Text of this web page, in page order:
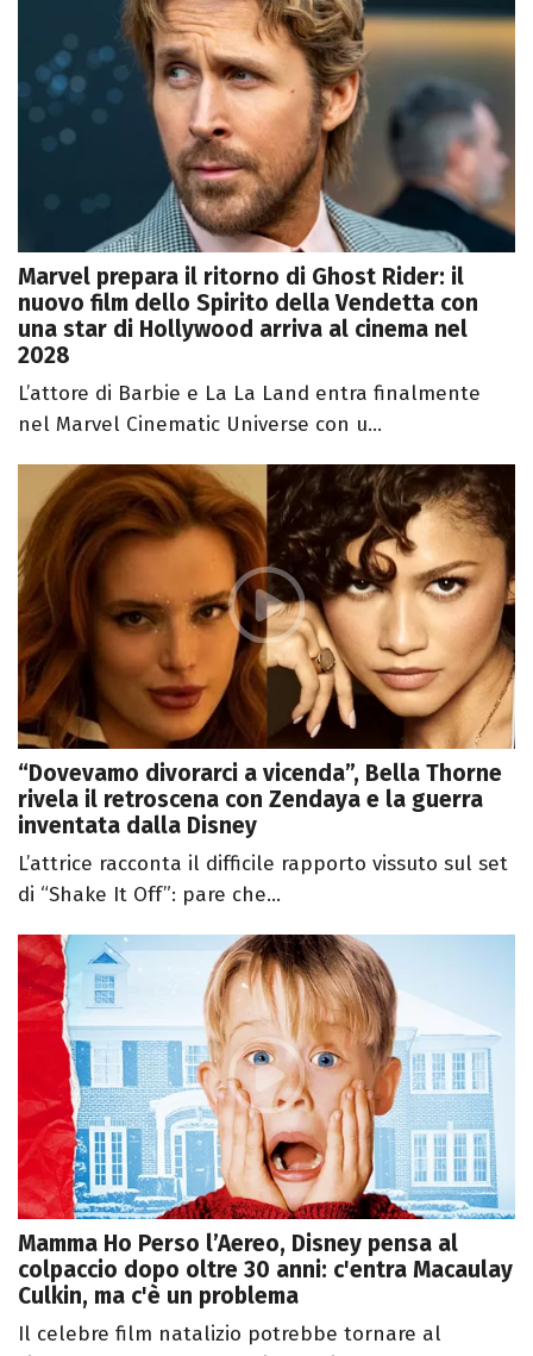
Marvel prepara il ritorno di Ghost Rider: il
nuovo film dello Spirito della Vendetta con
una star di Hollywood arriva al cinema nel
2028
L’attore di Barbie e La La Land entra finalmente
nel Marvel Cinematic Universe con u...
“Dovevamo divorarci a vicenda”, Bella Thorne
rivela il retroscena con Zendaya e la guerra
inventata dalla Disney
L’attrice racconta il difficile rapporto vissuto sul set
di “Shake It Off”: pare che...
Mamma Ho Perso l’Aereo, Disney pensa al
colpaccio dopo oltre 30 anni: c'entra Macaulay
Culkin, ma c'è un problema
Il celebre film natalizio potrebbe tornare al